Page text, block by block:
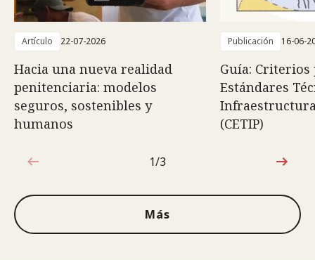
Artículo 22-07-2026
Hacia una nueva realidad
penitenciaria: modelos
seguros, sostenibles y
humanos
Publicación 16-06-
Guía: Criterios
Estándares
(CETIP)
1de3
1/3
Más